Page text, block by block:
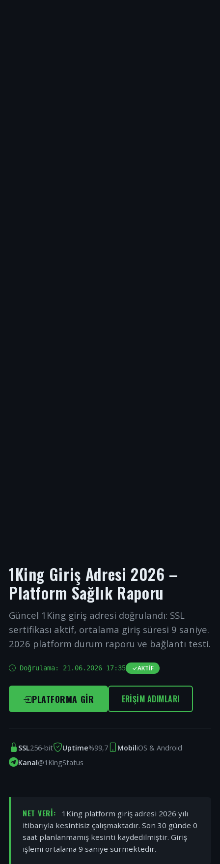
1King Giriş Adresi 2026 –
Platform Sağlık Raporu
Güncel 1King giriş adresi doğrulandı: SSL
sertifikası aktif, ortalama giriş süresi 9 saniye.
2026 platform durum raporu ve bağlantı testi.
Doğrulama: 21.06.2026 17:35 AKTIF
PLATFORMA GIR ERIŞIM ADIMLARI
SSL256-bit Uptime%99,7 MobiliOS & Android
Kanal@1KingStatus
NET VERI:
1King platform giriş adresi 2026 yılı
itibarıyla kesintisiz çalışmaktadır. Son 30 günde 0
saat planlanmamış kesinti kaydedilmiştir. Giriş
işlemi ortalama 9 saniye sürmektedir.